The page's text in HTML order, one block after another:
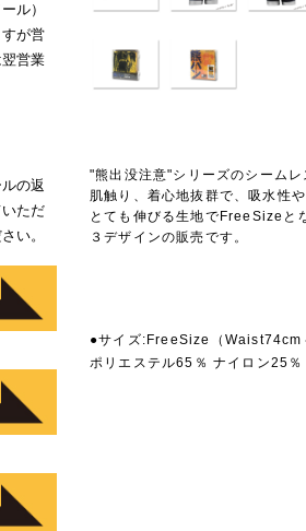
"熊出没注意"シリーズのシーム
肌触り、着心地抜群で、吸水性
とても伸びる生地でFreeSizeと
３デザインの販売です。
●サイズ:FreeSize（
ポリエステル65％ ナイロン25
ル）
が営
営業
の返
ただ
い。